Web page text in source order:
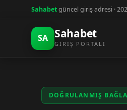
Sahabetgüncel giriş adresi ·
SA Sahabet
GIRIŞ PORTALI
DOĞRULANMIŞ